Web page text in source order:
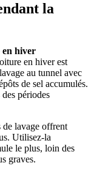
la
en hiver
en hiver est
au tunnel avec
de sel accumulés.
périodes
de lavage offrent
Utilisez-la
le plus, loin des
graves.